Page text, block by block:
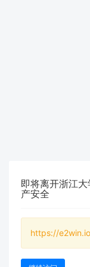
即将离开浙江
产安全
https://